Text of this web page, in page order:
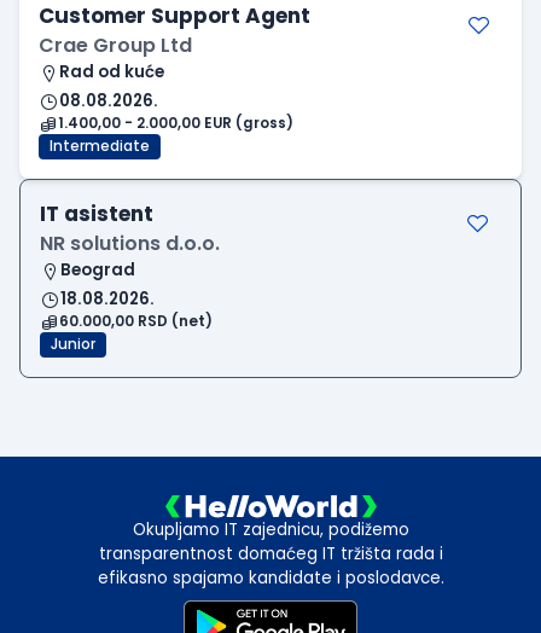
Customer Support Agent
Crae Group Ltd
Rad od kuće
08.08.2026.
1.400,00 - 2.000,00 EUR (gross)
Intermediate
IT asistent
NR solutions d.o.o.
Beograd
18.08.2026.
60.000,00 RSD (net)
Junior
Okupljamo IT zajednicu, podižemo
transparentnost domaćeg IT tržišta rada i
efikasno spajamo kandidate i poslodavce.